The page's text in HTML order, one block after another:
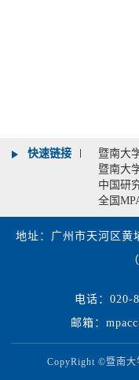
快速链接
暨南大
暨南大
中国研
全国
地址：广州市天河区黄
电话：020-
邮箱：
CopyRight ©暨南大